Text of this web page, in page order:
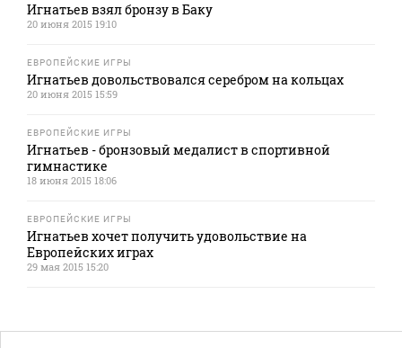
Игнатьев взял бронзу в Баку
20 июня 2015 19:10
ЕВРОПЕЙСКИЕ ИГРЫ
Игнатьев довольствовался серебром на кольцах
20 июня 2015 15:59
ЕВРОПЕЙСКИЕ ИГРЫ
Игнатьев - бронзовый медалист в спортивной
гимнастике
18 июня 2015 18:06
ЕВРОПЕЙСКИЕ ИГРЫ
Игнатьев хочет получить удовольствие на
Европейских играх
29 мая 2015 15:20